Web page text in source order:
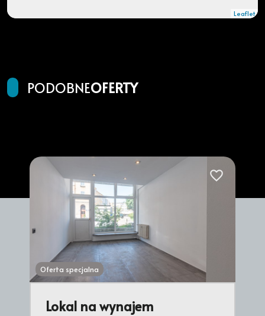
Leaflet
PODOBNEOFERTY
Oferta specjalna
Dodaj do
Lokal na wynajem